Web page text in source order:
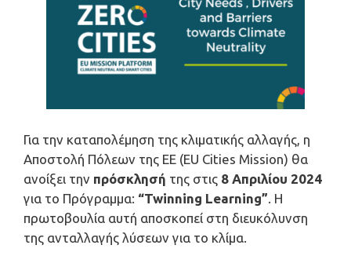
Για την καταπολέμηση της κλιματικής αλλαγής, η
Αποστολή Πόλεων της ΕΕ (EU Cities Mission) θα
ανοίξει την πρόσκλησή της στις 8 Απριλίου 2024
για το Πρόγραμμα: “Twinning Learning”. Η
πρωτοβουλία αυτή αποσκοπεί στη διευκόλυνση
της ανταλλαγής λύσεων για το κλίμα.